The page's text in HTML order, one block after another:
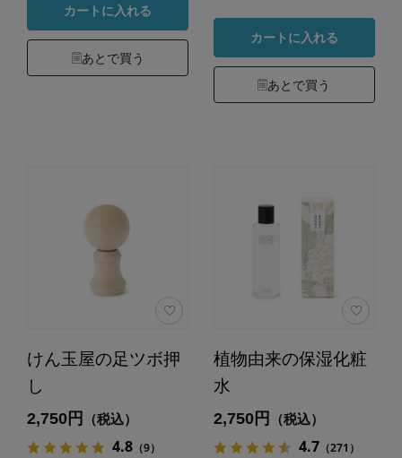
カートに入れる
あとで買う
カートに入れる
あとで買う
けん玉屋の足ツボ押
し
2,750円 （税込）
4.8（9）
植物由来の保湿化粧
水
2,750円 （税込）
4.7（271）